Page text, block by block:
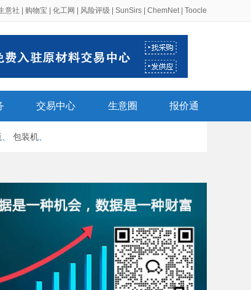
意社 购物宝 化工网 风险评级 SunSirs ChemNet| Toocle
交易中心 生意圈 报价通
包装机